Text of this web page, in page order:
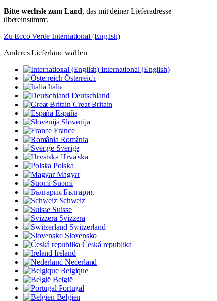
Bitte wechsle zum Land, das mit deiner Lieferadresse
übereinstimmt.
Zu Ecco Verde International (English)
Anderes Lieferland wählen
International (English)
Österreich
Italia
Deutschland
Great Britain
España
Slovenija
France
România
Sverige
Hrvatska
Polska
Magyar
Suomi
България
Schweiz
Suisse
Svizzera
Switzerland
Slovensko
Česká republika
Ireland
Nederland
Belgique
België
Portugal
Belgien